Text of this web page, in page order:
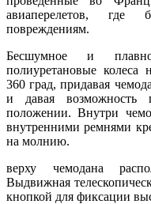
авиаперелетов,
повреждениям.
Бесшумное и
полиуретановые
360 град, придавая
и давая возможность
положении. Внутри
внутренними ремнями
на молнию.
верху чемодана
Выдвижная
кнопкой для фиксации